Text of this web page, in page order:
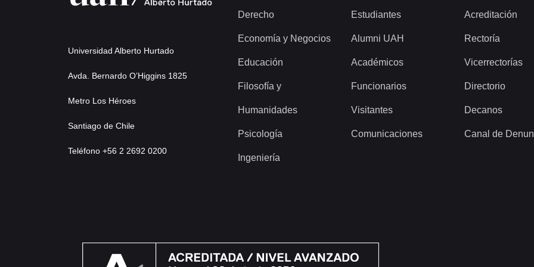
Universidad Alberto Hurtado
Avda. Bernardo O’Higgins 1825
Metro Los Héroes
Santiago de Chile
Teléfono +56 2 2692 0200
Derecho
Economía y Negocios
Educación
Filosofía y
Humanidades
Psicología
Ingeniería
Estudiantes
Alumni UAH
Académicos
Funcionarios
Visitantes
Comunicaciones
Acreditación
Rectoría
Vicerrectorías
Directorio
Decanos
Canal de